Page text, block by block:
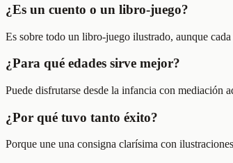
¿Es un cuento o un libro-juego?
Es sobre todo un libro-juego ilustrado, aunque
¿Para qué edades sirve mejor?
Puede disfrutarse desde la infancia con mediación
¿Por qué tuvo tanto éxito?
Porque une una consigna clarísima con